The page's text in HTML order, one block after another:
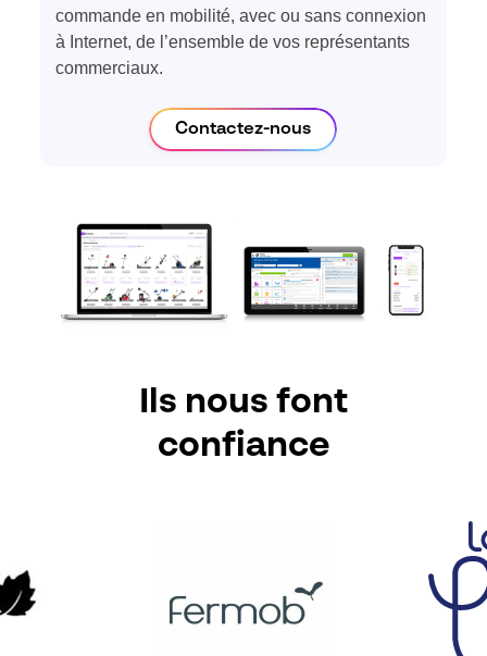
commande en mobilité,avec ou sans connexion
à Internet,de l’ensemble de vos représentants
commerciaux.
Contactez-nous
Ils nous font
confiance